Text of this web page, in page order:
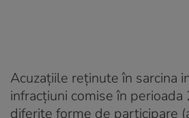
Acuzațiile reținute în sarcina
infracțiuni comise în
diferite forme de participare